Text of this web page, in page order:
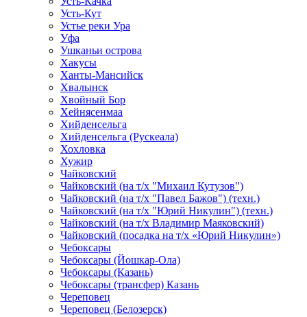
Усть-Кут
Устье реки Ура
Уфа
Ушканьи острова
Хакусы
Ханты-Мансийск
Хвалынск
Хвойный Бор
Хейнясенмаа
Хийденсельга
Хийденсельга (Рускеала)
Хохловка
Хужир
Чайковский
Чайковский (на т/х "Михаил Кутузов")
Чайковский (на т/х "Павел Бажов") (техн.)
Чайковский (на т/х "Юрий Никулин") (техн.)
Чайковский (на т/х Владимир Маяковский)
Чайковский (посадка на т/х «Юрий Никулин»)
Чебоксары
Чебоксары (Йошкар-Ола)
Чебоксары (Казань)
Чебоксары (трансфер) Казань
Череповец
Череповец (Белозерск)